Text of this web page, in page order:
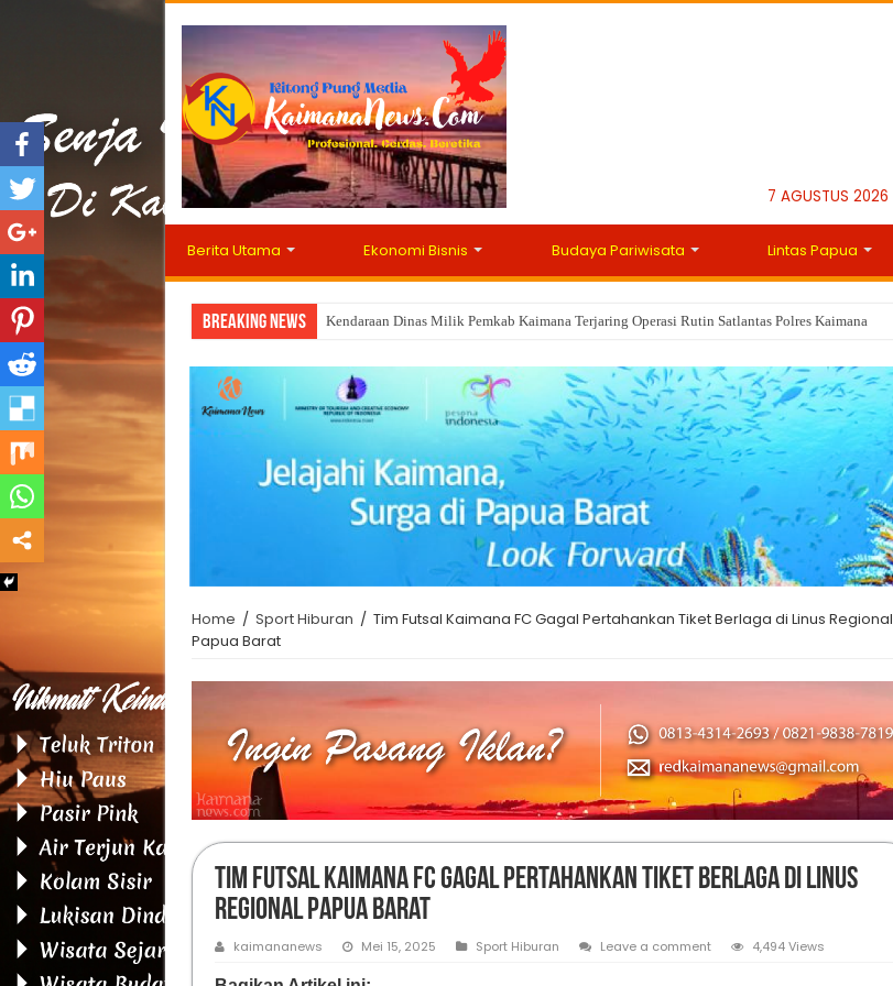
7 AGUSTUS 2026
Berita Utama Ekonomi Bisnis Budaya Pariwisata Lintas Papua
Breaking News Kendaraan Dinas Milik Pemkab Kaimana Terjaring Operasi Rutin Satlantas Polres Kaimana
Home / Sport Hiburan / Tim Futsal Kaimana FC Gagal Pertahankan Tiket Berlaga di Linus Regional
Papua Barat
Tim Futsal Kaimana FC Gagal Pertahankan Tiket Berlaga di Linus
Regional Papua Barat
kaimananews Mei 15, 2025 Sport Hiburan Leave a comment 4,494 Views